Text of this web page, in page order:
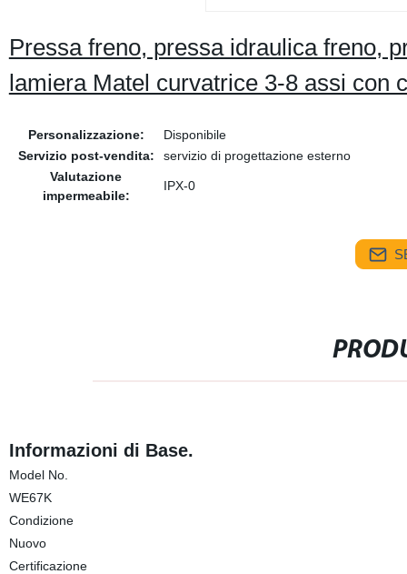
Pressa freno, pressa idraulica freno,
lamiera Matel curvatrice 3-8 assi con
Personalizzazione:
Disponibile
Servizio post-vendita:
servizio di progettazione esterno
Valutazione
impermeabile:
IPX-0
Informazioni di Base.
Model No.
WE67K
Condizione
Nuovo
Certificazione